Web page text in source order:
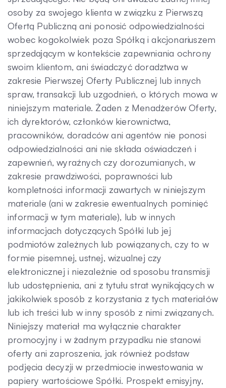
osoby za swojego klienta w związku z Pierwszą
Ofertą Publiczną ani ponosić odpowiedzialności
wobec kogokolwiek poza Spółką i akcjonariuszem
sprzedającym w kontekście zapewniania ochrony
swoim klientom, ani świadczyć doradztwa w
zakresie Pierwszej Oferty Publicznej lub innych
spraw, transakcji lub uzgodnień, o których mowa w
niniejszym materiale. Żaden z Menadżerów Oferty,
ich dyrektorów, członków kierownictwa,
pracowników, doradców ani agentów nie ponosi
odpowiedzialności ani nie składa oświadczeń i
zapewnień, wyraźnych czy dorozumianych, w
zakresie prawdziwości, poprawności lub
kompletności informacji zawartych w niniejszym
materiale (ani w zakresie ewentualnych pominięć
informacji w tym materiale), lub w innych
informacjach dotyczących Spółki lub jej
podmiotów zależnych lub powiązanych, czy to w
formie pisemnej, ustnej, wizualnej czy
elektronicznej i niezależnie od sposobu transmisji
lub udostępnienia, ani z tytułu strat wynikających w
jakikolwiek sposób z korzystania z tych materiałów
lub ich treści lub w inny sposób z nimi związanych.
Niniejszy materiał ma wyłącznie charakter
promocyjny i w żadnym przypadku nie stanowi
oferty ani zaproszenia, jak również podstaw
podjęcia decyzji w przedmiocie inwestowania w
papiery wartościowe Spółki. Prospekt emisyjny,